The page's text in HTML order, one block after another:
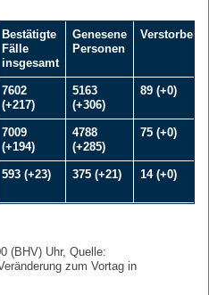
Bestätigte
Fälle
insgesamt
Genesene
Personen
Verstorbene
7602
(+217)
5163
(+306)
89 (+0)
7009
(+194)
4788
(+285)
75 (+0)
593 (+23) 375 (+21) 14 (+0)
(BHV) Uhr, Quelle:
zum Vortag in